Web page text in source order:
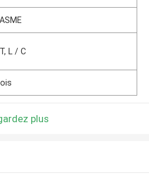
L / C
plus